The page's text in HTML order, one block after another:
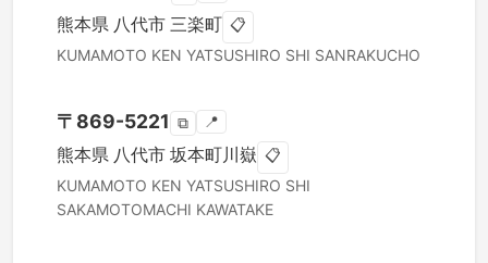
熊本県 八代市 三楽町 📋
KUMAMOTO KEN YATSUSHIRO SHI SANRAKUCHO
〒 869-5221 ⧉ 📍
熊本県 八代市 坂本町川嶽 📋
KUMAMOTO KEN YATSUSHIRO SHI
SAKAMOTOMACHI KAWATAKE